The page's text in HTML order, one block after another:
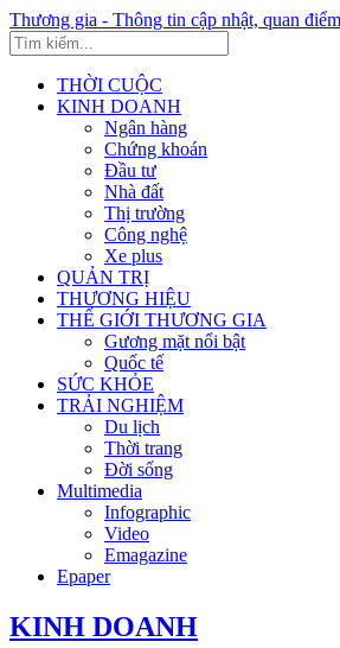
Thương gia - Thông tin cập nhật, quan
THỜI CUỘC
KINH DOANH
Ngân hàng
Chứng khoán
Đầu tư
Nhà đất
Thị trường
Công nghệ
Xe plus
QUẢN TRỊ
THƯƠNG HIỆU
THẾ GIỚI THƯƠNG GIA
Gương mặt nổi bật
Quốc tế
SỨC KHỎE
TRẢI NGHIỆM
Du lịch
Thời trang
Đời sống
Multimedia
Infographic
Video
Emagazine
Epaper
KINH DOANH